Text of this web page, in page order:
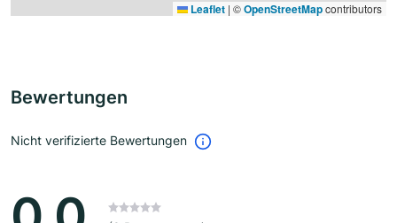
Leaflet | ©OpenStreetMapcontributors
Bewertungen
Nicht verifizierte Bewertungen